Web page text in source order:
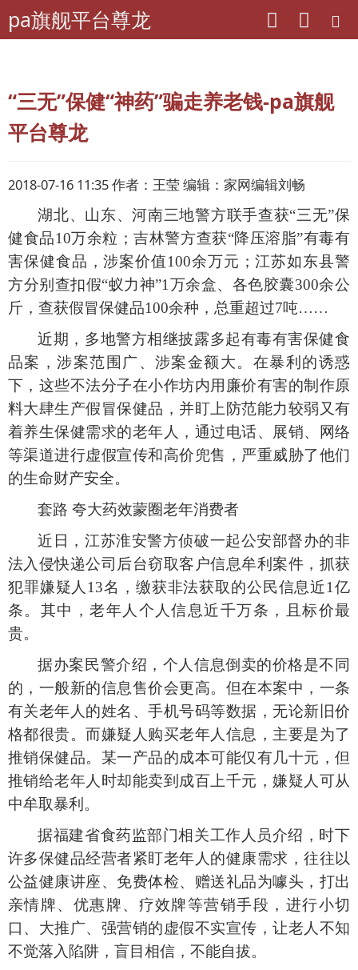
pa旗舰平台尊龙
pa旗舰平台尊龙 理财 案例分析
“三无”保健“神药”骗走养老钱-pa旗舰
平台尊龙
2018-07-16 11:35 作者：王莹 编辑：家网编辑刘畅
湖北、山东、河南三地警方联手查获“三无”保
健食品10万余粒；吉林警方查获“降压溶脂”有毒有
害保健食品，涉案价值100余万元；江苏如东县警
方分别查扣假“蚁力神”1万余盒、各色胶囊300余公
斤，查获假冒保健品100余种，总重超过7吨……
近期，多地警方相继披露多起有毒有害保健食
品案，涉案范围广、涉案金额大。在暴利的诱惑
下，这些不法分子在小作坊内用廉价有害的制作原
料大肆生产假冒保健品，并盯上防范能力较弱又有
着养生保健需求的老年人，通过电话、展销、网络
等渠道进行虚假宣传和高价兜售，严重威胁了他们
的生命财产安全。
套路 夸大药效蒙圈老年消费者
近日，江苏淮安警方侦破一起公安部督办的非
法入侵快递公司后台窃取客户信息牟利案件，抓获
犯罪嫌疑人 13名，缴获非法获取的公民信息近1亿
条。其中，老年人个人信息近千万条，且标价最
贵。
据办案民警介绍，个人信息倒卖的价格是不同
的，一般新的信息售价会更高。但在本案中，一条
有关老年人的姓名、手机号码等数据，无论新旧价
格都很贵。而嫌疑人购买老年人信息，主要是为了
推销保健品。某一产品的成本可能仅有几十元，但
推销给老年人时却能卖到成百上千元，嫌疑人可从
中牟取暴利。
据福建省食药监部门相关工作人员介绍，时下
许多保健品经营者紧盯老年人的健康需求，往往以
公益健康讲座、免费体检、赠送礼品为噱头，打出
亲情牌、优惠牌、疗效牌等营销手段，进行小切
口、大推广、强营销的虚假不实宣传，让老人不知
不觉落入陷阱，盲目相信，不能自拔。